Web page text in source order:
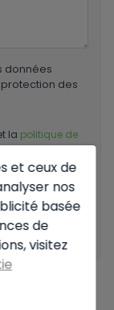
données
des
la politique de
et ceux de
nos
basée
de
visitez